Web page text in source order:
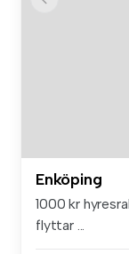
Enköping
1000 kr
flyttar ...